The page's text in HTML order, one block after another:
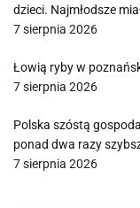
dzieci. Najmłodsze
7 sierpnia 2026
Łowią ryby w
7 sierpnia 2026
Polska szóstą
ponad dwa razy
7 sierpnia 2026